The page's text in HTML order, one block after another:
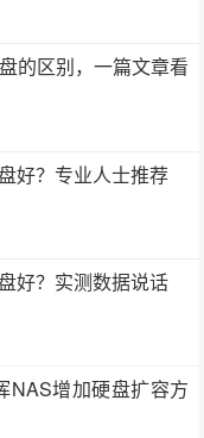
的区别，一篇文章看
好？专业人士推荐
好？实测数据说话
NAS增加硬盘扩容方